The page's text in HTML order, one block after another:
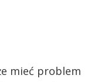
mieć problem